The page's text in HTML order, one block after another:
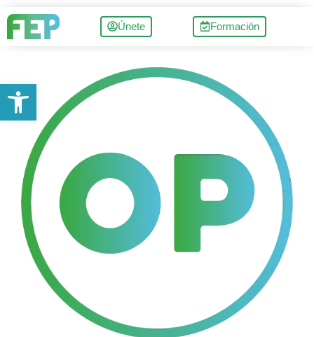
Únete Formación
Abrir barra de herramientas